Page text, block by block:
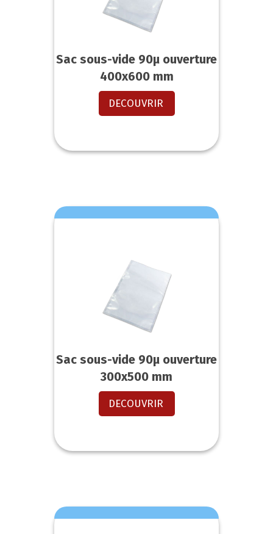
Sac sous-vide 90µ ouverture
400x600 mm
DECOUVRIR
Sac sous-vide 90µ ouverture
300x500 mm
DECOUVRIR